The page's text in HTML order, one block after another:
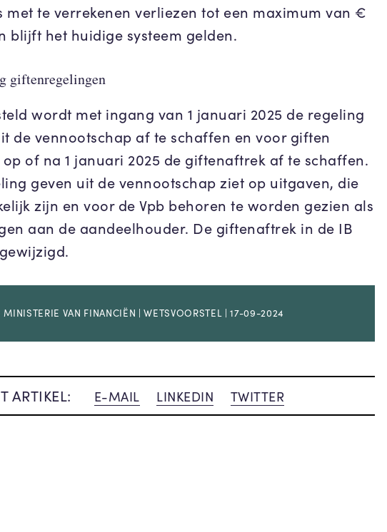
met te verrekenen verliezen tot een maximum van €
blijft het huidige systeem gelden.
giftenregelingen
wordt met ingang van 1 januari 2025 de regeling
de vennootschap af te schaffen en voor giften
of na 1 januari 2025 de giftenaftrek af te schaffen.
geven uit de vennootschap ziet op uitgaven, die
zijn en voor de Vpb behoren te worden gezien als
aan de aandeelhouder. De giftenaftrek in de IB
MINISTERIE VAN FINANCIËN | WETSVOORSTEL | 17-09-2024
ARTIKEL: E-MAIL LINKEDIN TWITTER